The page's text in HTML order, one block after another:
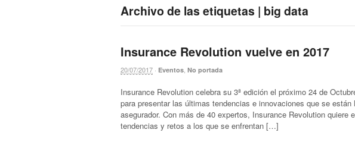
Archivo de las etiquetas | big data
Insurance Revolution vuelve en 2017
20/07/2017 · Eventos No portada
Insurance Revolution celebra su 3ª edición el próximo 24 de
para presentar las últimas tendencias e innovaciones que se
asegurador. Con más de 40 expertos, Insurance Revolution quiere
tendencias y retos a los que se enfrentan […]